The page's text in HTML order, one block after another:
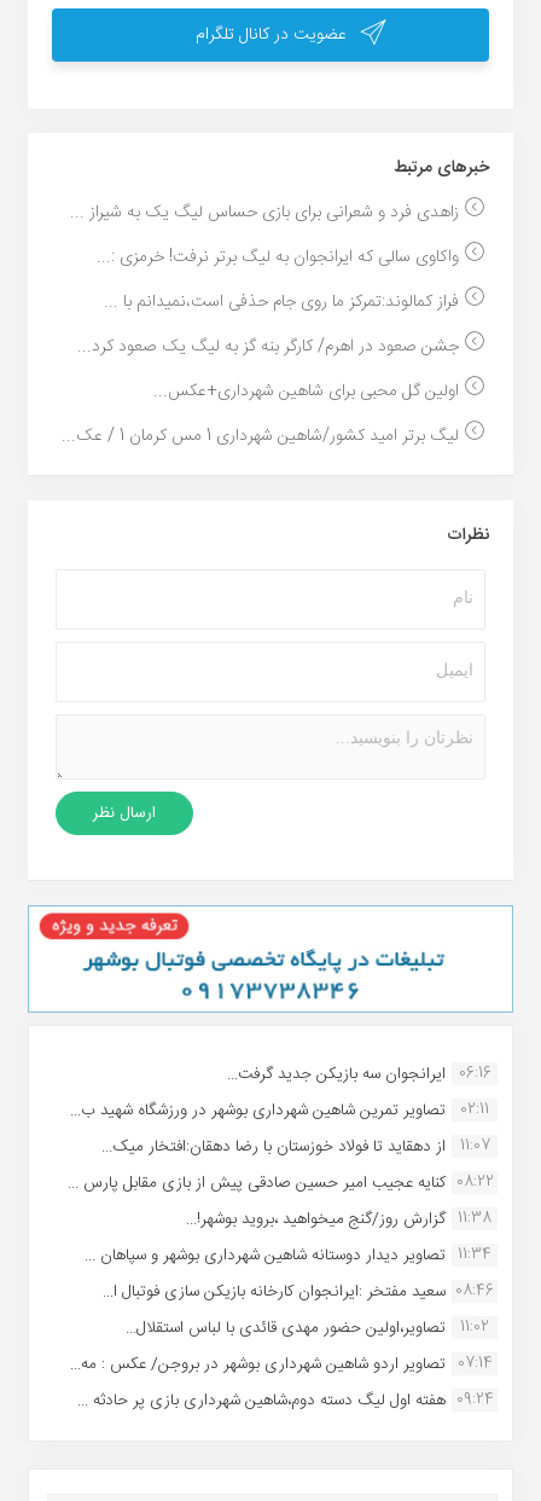
عضویت در کانال تلگرام
خبر‌های مرتبط
زاهدی فرد و شعرانی برای بازی حساس لیگ یک به شیراز ...
واکاوی سالی که ایرانجوان به لیگ برتر نرفت! خرمزی :...
فراز کمالوند:تمرکز ما روی جام حذفی است،نمیدانم با ...
جشن صعود در اهرم/ کارگر بنه گز به لیگ یک صعود کرد...
اولین گل محبی برای شاهین شهرداری+عکس...
لیگ برتر امید کشور/شاهین شهرداری 1 مس کرمان 1 / عک...
نظرات
06:16 ایرانجوان سه بازیکن جدید گرفت...
02:11
تصاویر تمرین شاهین شهردارى بوشهر در ورزشگاه شهید ب...
11:07
از دهقاید تا فولاد خوزستان با رضا دهقان:افتخار میک...
08:22 کنایه عجیب امیر حسین صادقی پیش از بازی مقابل پارس ...
11:38 گزارش روز/گنج میخواهید ،بروید بوشهر!...
11:34 تصاویر دیدار دوستانه شاهین شهردارى بوشهر و سپاهان ...
08:46 سعید مفتخر :ایرانجوان کارخانه بازیکن سازی فوتبال ا...
11:02
تصاویر،اولین حضور مهدی قائدی با لباس استقلال...
07:14 تصاویر اردو شاهین شهرداری بوشهر در بروجن/ عکس : مه...
09:24 هفته اول لیگ دسته دوم،شاهین شهرداری بازی پر حادثه ...